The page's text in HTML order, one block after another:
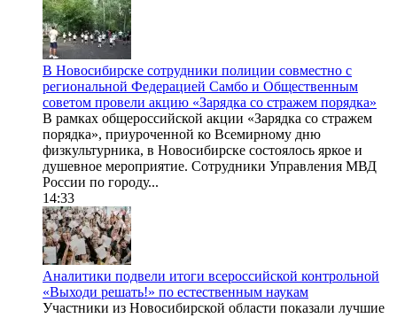
В Новосибирске сотрудники полиции совместно с
региональной Федерацией Самбо и Общественным
советом провели акцию «Зарядка со стражем порядка»
В рамках общероссийской акции «Зарядка со стражем
порядка», приуроченной ко Всемирному дню
физкультурника, в Новосибирске состоялось яркое и
душевное мероприятие. Сотрудники Управления МВД
России по городу...
14:33
Аналитики подвели итоги всероссийской контрольной
«Выходи решать!» по естественным наукам
Участники из Новосибирской области показали лучшие